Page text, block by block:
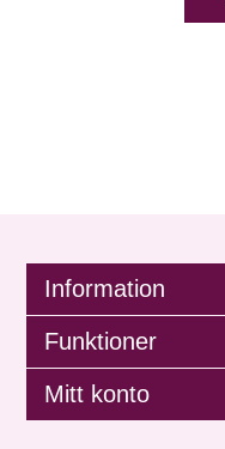
Information
Funktioner
Mitt konto